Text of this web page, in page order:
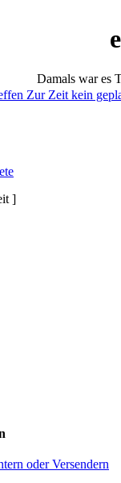
Damals war es
Zur Zeit kein
]
oder Versendern